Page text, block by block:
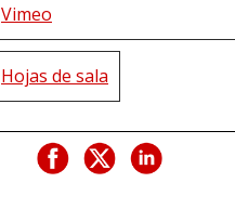
Vimeo
Hojas de sala